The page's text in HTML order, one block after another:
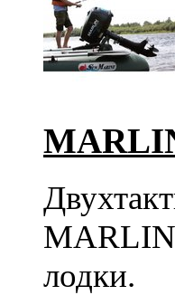
MARLIN
лодки.